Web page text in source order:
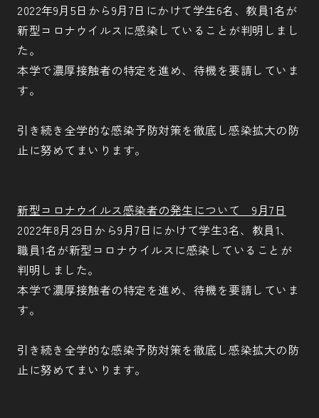
2022年9月5日から9月7日にかけて学生6名、教員1名が
新型コロナウイルスに感染していることが判明しまし
た。
本学で濃厚接触者の特定を進め、待機を要請していま
す。
引き続き全学的な感染予防対策を徹底し感染拡大の防
止に努めてまいります。
新型コロナウイルス感染者の発生について 9月7日
2022年8月29日から9月7日にかけて学生3名、教員1、
職員1名が新型コロナウイルスに感染していることが
判明しました。
本学で濃厚接触者の特定を進め、待機を要請していま
す。
引き続き全学的な感染予防対策を徹底し感染拡大の防
止に努めてまいります。